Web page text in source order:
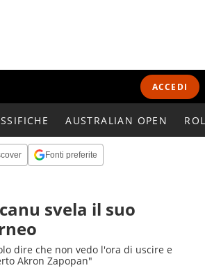
ACCEDI
AUSTRALIAN OPEN
Fonti preferite
svela il suo
dire che non vedo l'ora di uscire e
Akron Zapopan"